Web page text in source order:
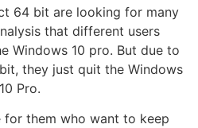
64 bit are looking for many
that different users
Windows 10 pro. But due to
they just quit the Windows
10 Pro.
for them who want to keep